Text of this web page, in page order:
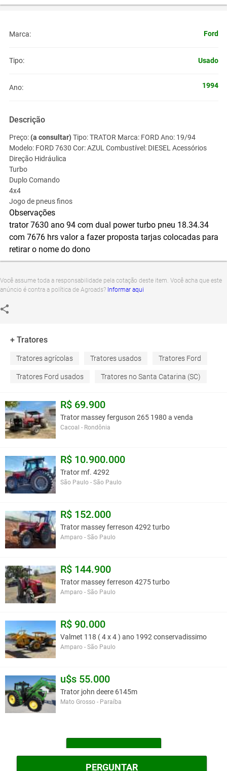
PERGUNTAR
Marca: Ford
Tipo: Usado
Ano: 1994
Descrição
Preço:(a consultar)Tipo:TRATORMarca: FORDAno: 19/94
Modelo: FORD 7630 Cor:AZULCombustível: DIESEL Acessórios
Direção Hidráulica
Turbo
Duplo Comando
4x4
Jogo de pneus finos
Observações
trator 7630 ano 94 com dual power turbo pneu 18.34.34
com 7676 hrs valor a fazer proposta tarjas colocadas para
retirar o nome do dono
Você assume toda a responsabilidade pela cotação deste item. Você acha que este
anúncio é contra a política de Agroads? Informar aqui
+ Tratores
Tratores agrícolas Tratores usados Tratores Ford
Tratores Ford usados Tratores no Santa Catarina (SC)
R$ 69.900
Trator massey ferguson 265 1980 a venda
Cacoal - Rondônia
R$ 10.900.000
Trator mf. 4292
São Paulo - São Paulo
R$ 152.000
Trator massey ferreson 4292 turbo
Amparo - São Paulo
R$ 144.900
Trator massey ferreson 4275 turbo
Amparo - São Paulo
R$ 90.000
Valmet 118 ( 4 x 4 ) ano 1992 conservadissimo
Amparo - São Paulo
u$s 55.000
Trator john deere 6145m
Mato Grosso - Paraíba